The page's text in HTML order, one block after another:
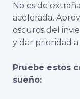
No es de
acelerada.
oscuros del
y dar prioridad
Pruebe estos
sueño: